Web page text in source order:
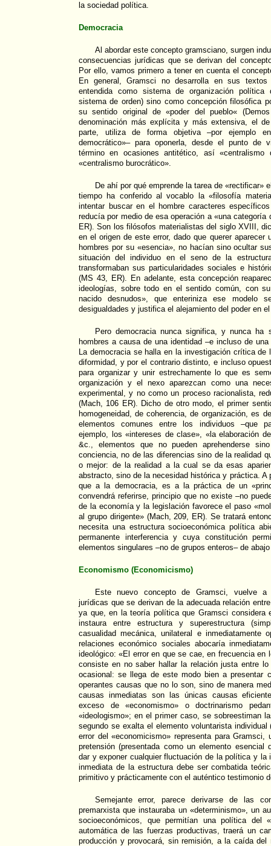
la sociedad política.
Democracia
Al abordar este concepto gramsciano, surgen
consecuencias jurídicas que se derivan del
Por ello, vamos primero a tener en cuenta el
En general, Gramsci no desarrolla en sus
entendida como sistema de organización
sistema de orden) sino como concepción filosófica
su sentido original de «poder del pueblo«
denominación más explícita y más extensiva, el
parte, utiliza de forma objetiva –por ejemplo
democrático»– para oponerla, desde el punto de
término en ocasiones antitético, así «centralismo
«centralismo burocrático».
De ahí por qué emprende la tarea de «rectificar»
tiempo ha conferido al vocablo la «filosofía
intentar buscar en el hombre caracteres
reducía por medio de esa operación a «una categoría
ER). Son los filósofos materialistas del siglo XVIII,
en el origen de este error, dado que querer aparecer
hombres por su «esencia», no hacían sino ocultar
situación del individuo en el seno de la
transformaban sus particularidades sociales e
(MS 43, ER). En adelante, esta concepción
ideologías, sobre todo en el sentido común, con
nacido desnudos», que enteriniza ese modelo
desigualdades y justifica el alejamiento del poder en
Pero democracia nunca significa, y nunca ha
hombres a causa de una identidad –e incluso de
La democracia se halla en la investigación crítica de
diformidad, y por el contrario distinto, e incluso
para organizar y unir estrechamente lo que es
organización y el nexo aparezcan como una
experimental, y no como un proceso racionalista,
(Mach, 106 ER). Dicho de otro modo, el primer
homogeneidad, de coherencia, de organización, es
elementos comunes entre los individuos –que
ejemplo, los «intereses de clase», «la elaboración
&c., elementos que no pueden aprehenderse
conciencia, no de las diferencias sino de la realidad
o mejor: de la realidad a la cual se da esas
abstracto, sino de la necesidad histórica y práctica. A
que a la democracia, es a la práctica de un
convendrá referirse, principio que no existe –no
de la economía y la legislación favorece el paso
al grupo dirigente» (Mach, 209, ER). Se tratará
necesita una estructura socioeconómica política
permanente interferencia y cuya constitución
elementos singulares –no de grupos enteros– de
Economismo (Economicismo)
Este nuevo concepto de Gramsci, vuelve a
jurídicas que se derivan de la adecuada relación
ya que, en la teoría política que Gramsci considera
instaura entre estructura y superestructura
casualidad mecánica, unilateral e inmediatamente
relaciones económico sociales abocaría
ideológico: «El error en que se cae, en frecuencia
consiste en no saber hallar la relación justa entre
ocasional: se llega de este modo bien a presentar
operantes causas que no lo son, sino de manera
causas inmediatas son las únicas causas
exceso de «economismo» o doctrinarismo
«ideologismo»; en el primer caso, se sobreestiman
segundo se exalta el elemento voluntarista
error del «economicismo» representa para Gramsci,
pretensión (presentada como un elemento esencial
dar y exponer cualquier fluctuación de la política y la
inmediata de la estructura debe ser combatida
primitivo y prácticamente con el auténtico testimonio
Semejante error, parece derivarse de las
premarxista que instauraba un «determinismo», un
socioeconómicos, que permitían una política del
automática de las fuerzas productivas, traerá un
producción y provocará, sin remisión, a la caída del